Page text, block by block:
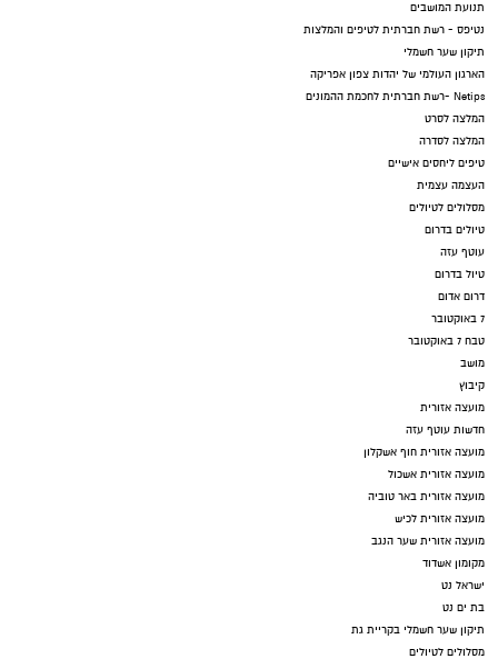
תנועת המושבים
נטיפס - רשת חברתית לטיפים והמלצות
תיקון שער חשמלי
הארגון העולמי של יהדות צפון אפריקה
Netips -רשת חברתית לחכמת ההמונים
המלצה לסרט
המלצה לסדרה
טיפים ליחסים אישיים
העצמה עצמית
מסלולים לטיולים
טיולים בדרום
עוטף עזה
טיול בדרום
דרום אדום
7 באוקטובר
טבח 7 באוקטובר
מושב
קיבוץ
מועצה אזורית
חדשות עוטף עזה
מועצה אזורית חוף אשקלון
מועצה אזורית אשכול
מועצה אזורית באר טוביה
מועצה אזורית לכיש
מועצה אזורית שער הנגב
מקומון אשדוד
ישראל נט
בת ים נט
תיקון שער חשמלי בקריית גת
מסלולים לטיולים